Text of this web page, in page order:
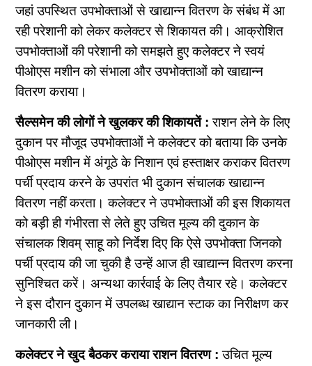
जहां उपस्थित उपभोक्ताओं से खाद्यान्न वितरण के संबंध में आ
रही परेशानी को लेकर कलेक्टर से शिकायत की। आक्रोशित
उपभोक्ताओं की परेशानी को समझते हुए कलेक्टर ने स्वयं
पीओएस मशीन को संभाला और उपभोक्ताओं को खाद्यान्न
वितरण कराया।
सैल्समेन की लोगों ने खुलकर की शिकायतें : राशन लेने के लिए
दुकान पर मौजूद उपभोक्ताओं ने कलेक्टर को बताया कि उनके
पीओएस मशीन में अंगूठे के निशान एवं हस्ताक्षर कराकर वितरण
पर्ची प्रदाय करने के उपरांत भी दुकान संचालक खाद्यान्न
वितरण नहीं करता। कलेक्टर ने उपभोक्ताओं की इस शिकायत
को बड़ी ही गंभीरता से लेते हुए उचित मूल्य की दुकान के
संचालक शिवम् साहू को निर्देश दिए कि ऐसे उपभोक्ता जिनको
पर्ची प्रदाय की जा चुकी है उन्हें आज ही खाद्यान्न वितरण करना
सुनिश्चित करें। अन्यथा कार्रवाई के लिए तैयार रहे। कलेक्टर
ने इस दौरान दुकान में उपलब्ध खाद्यान स्टाक का निरीक्षण कर
जानकारी ली।
कलेक्टर ने खुद बैठकर कराया राशन वितरण : उचित मूल्य